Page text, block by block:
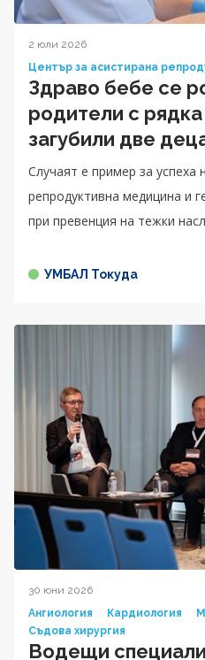
2 юли 2026
Център за асистирана
Здраво бебе се
родители с
загубили две
Случаят е пример за успеха
репродуктивна медицина и
при превенция на тежки
УМБАЛ Токуда
30 юни 2026
Ангиология
Кардиология
Съдова хирургия
Водещи